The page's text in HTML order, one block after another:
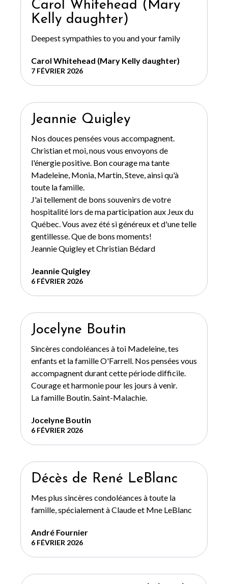
Carol Whitehead (Mary
Kelly daughter)
Deepest sympathies to you and your family
Carol Whitehead (Mary Kelly daughter)
7 FÉVRIER 2026
Jeannie Quigley
Nos douces pensées vous accompagnent.
Christian et moi, nous vous envoyons de
l'énergie positive. Bon courage ma tante
Madeleine, Monia, Martin, Steve, ainsi qu'à
toute la famille.
J'ai tellement de bons souvenirs de votre
hospitalité lors de ma participation aux Jeux du
Québec. Vous avez été si généreux et d'une telle
gentillesse. Que de bons moments!
Jeannie Quigley et Christian Bédard
Jeannie Quigley
6 FÉVRIER 2026
Jocelyne Boutin
Sincères condoléances à toi Madeleine, tes
enfants et la famille O'Farrell. Nos pensées vous
accompagnent durant cette période difficile.
Courage et harmonie pour les jours à venir.
La famille Boutin. Saint-Malachie.
Jocelyne Boutin
6 FÉVRIER 2026
Décès de René LeBlanc
Mes plus sincères condoléances à toute la
famille, spécialement à Claude et Mne LeBlanc
André Fournier
6 FÉVRIER 2026